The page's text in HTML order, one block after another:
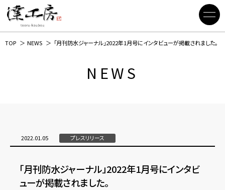
TOP NEWS 「月刊防水ジャーナル」2022年1月号にインタビューが掲載されました。
NEWS
2022.01.05 プレスリリース
「月刊防水ジャーナル」2022年1月号にインタビ
ューが掲載されました。